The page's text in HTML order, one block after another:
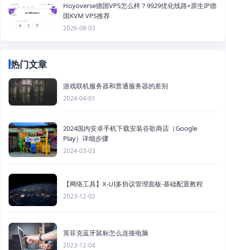
Hoyoverse德国VPS怎么样？9929优化线路+原生IP德
国KVM VPS推荐
2026-08-03
热门文章
游戏联机服务器和普通服务器的差别
2024-04-01
2024国内安卓手机下载安装谷歌商店（Google
Play）详细步骤
2024-03-03
【网络工具】X-UI多协议管理面板-基础配置教程
2023-12-02
英菲克蓝牙鼠标怎么连接电脑
2023-12-04